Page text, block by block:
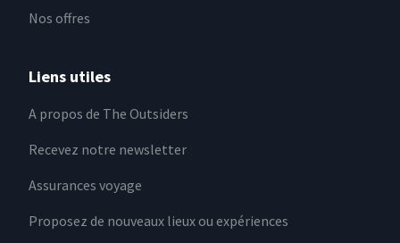
Nos offres
Liens utiles
A propos de The Outsiders
Recevez notre newsletter
Assurances voyage
Proposez de nouveaux lieux ou expériences